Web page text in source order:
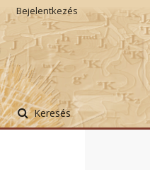
Keresés
Bejelentkezés